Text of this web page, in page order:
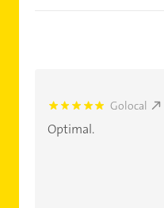
5.0 Golocal
Optimal.